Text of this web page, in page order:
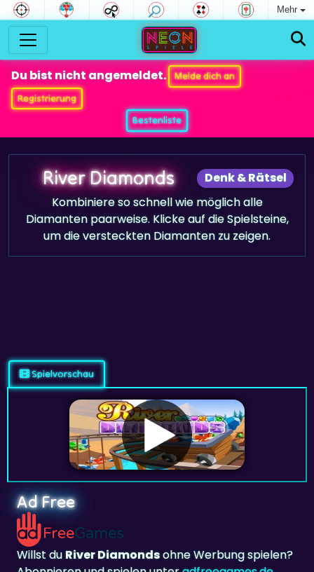
Mehr
Du bist nicht angemeldet.
Melde dich an
Registrierung
Bestenliste
Denk & Rätsel
River Diamonds
Kombiniere so schnell wie möglich alle
Diamanten paarweise. Klicke auf die Spielsteine,
um die versteckten Diamanten zu zeigen.
Ad Free
Willst duRiver Diamonds
Abonnieren und spielen unter